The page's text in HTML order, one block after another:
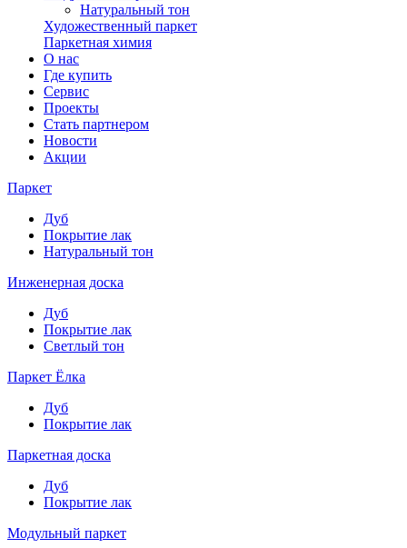
Натуральный тон
Художественный паркет
Паркетная химия
О нас
Где купить
Сервис
Проекты
Стать партнером
Новости
Акции
Паркет
Дуб
Покрытие лак
Натуральный тон
Инженерная доска
Дуб
Покрытие лак
Светлый тон
Паркет Ёлка
Дуб
Покрытие лак
Паркетная доска
Дуб
Покрытие лак
Модульный паркет